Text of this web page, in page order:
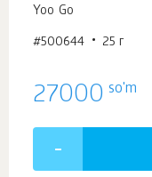
Yoo Gо
#500644 25 г
27000 so'm